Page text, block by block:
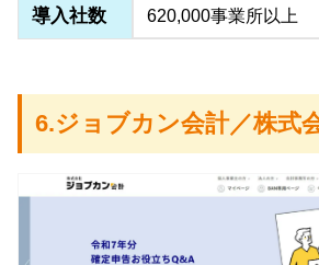
導入社数 620,000事業所以上
6.ジョブカン会計／株式